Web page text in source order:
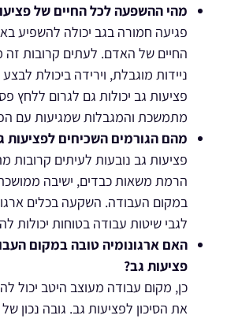
מהי ההשפעה לכל החיים של
פגיעה חמורה בגב יכולה להשפיע
החיים של האדם. לעתים קרובות זה
ניידות מוגבלת, וירידה ביכולת לבצע
פציעות גב יכולות גם לגרום ללחץ
מתמשכת והמגבלות שמגיעות עם
מהם הגורמים השכיחים לפציעות
פציעות גב נובעות לעיתים קרובות
הרמת משאות כבדים, ישיבה ממושכת
במקום העבודה. השקעה בכלים
לגבי שיטות עבודה בטוחות יכולות
האם ארגונומיה טובה במקום
פציעות גב?
כן, מקום עבודה מעוצב היטב יכול
את הסיכון לפציעות גב. גובה נכון